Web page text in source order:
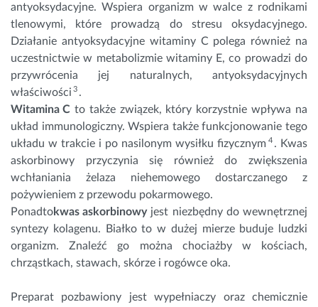
antyoksydacyjne. Wspiera organizm w walce z rodnikami
tlenowymi, które prowadzą do stresu oksydacyjnego.
Działanie antyoksydacyjne witaminy C polega również na
uczestnictwie w metabolizmie witaminy E, co prowadzi do
przywrócenia jej naturalnych, antyoksydacyjnych
właściwości3 .
Witamina C to także związek, który korzystnie wpływa na
układ immunologiczny. Wspiera także funkcjonowanie tego
układu w trakcie i po nasilonym wysiłku fizycznym4 . Kwas
askorbinowy przyczynia się również do zwiększenia
wchłaniania żelaza niehemowego dostarczanego z
pożywieniem z przewodu pokarmowego.
Ponadtokwas askorbinowyjest niezbędny do wewnętrznej
syntezy kolagenu. Białko to w dużej mierze buduje ludzki
organizm. Znaleźć go można chociażby w kościach,
chrząstkach, stawach, skórze i rogówce oka.
Preparat pozbawiony jest wypełniaczy oraz chemicznie